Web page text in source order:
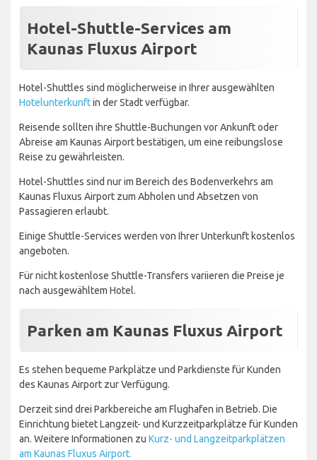
Hotel-Shuttle-Services am
Kaunas Fluxus Airport
Hotel-Shuttles sind möglicherweise in Ihrer ausgewählten
Hotelunterkunftin der Stadt verfügbar.
Reisende sollten ihre Shuttle-Buchungen vor Ankunft oder
Abreise am Kaunas Airport bestätigen, um eine reibungslose
Reise zu gewährleisten.
Hotel-Shuttles sind nur im Bereich des Bodenverkehrs am
Kaunas Fluxus Airport zum Abholen und Absetzen von
Passagieren erlaubt.
Einige Shuttle-Services werden von Ihrer Unterkunft kostenlos
angeboten.
Für nicht kostenlose Shuttle-Transfers variieren die Preise je
nach ausgewähltem Hotel.
Parken am Kaunas Fluxus Airport
Es stehen bequeme Parkplätze und Parkdienste für Kunden
des Kaunas Airport zur Verfügung.
Derzeit sind drei Parkbereiche am Flughafen in Betrieb. Die
Einrichtung bietet Langzeit- und Kurzzeitparkplätze für Kunden
an. Weitere Informationen zu Kurz- und Langzeitparkplätzen
am Kaunas Fluxus Airport.